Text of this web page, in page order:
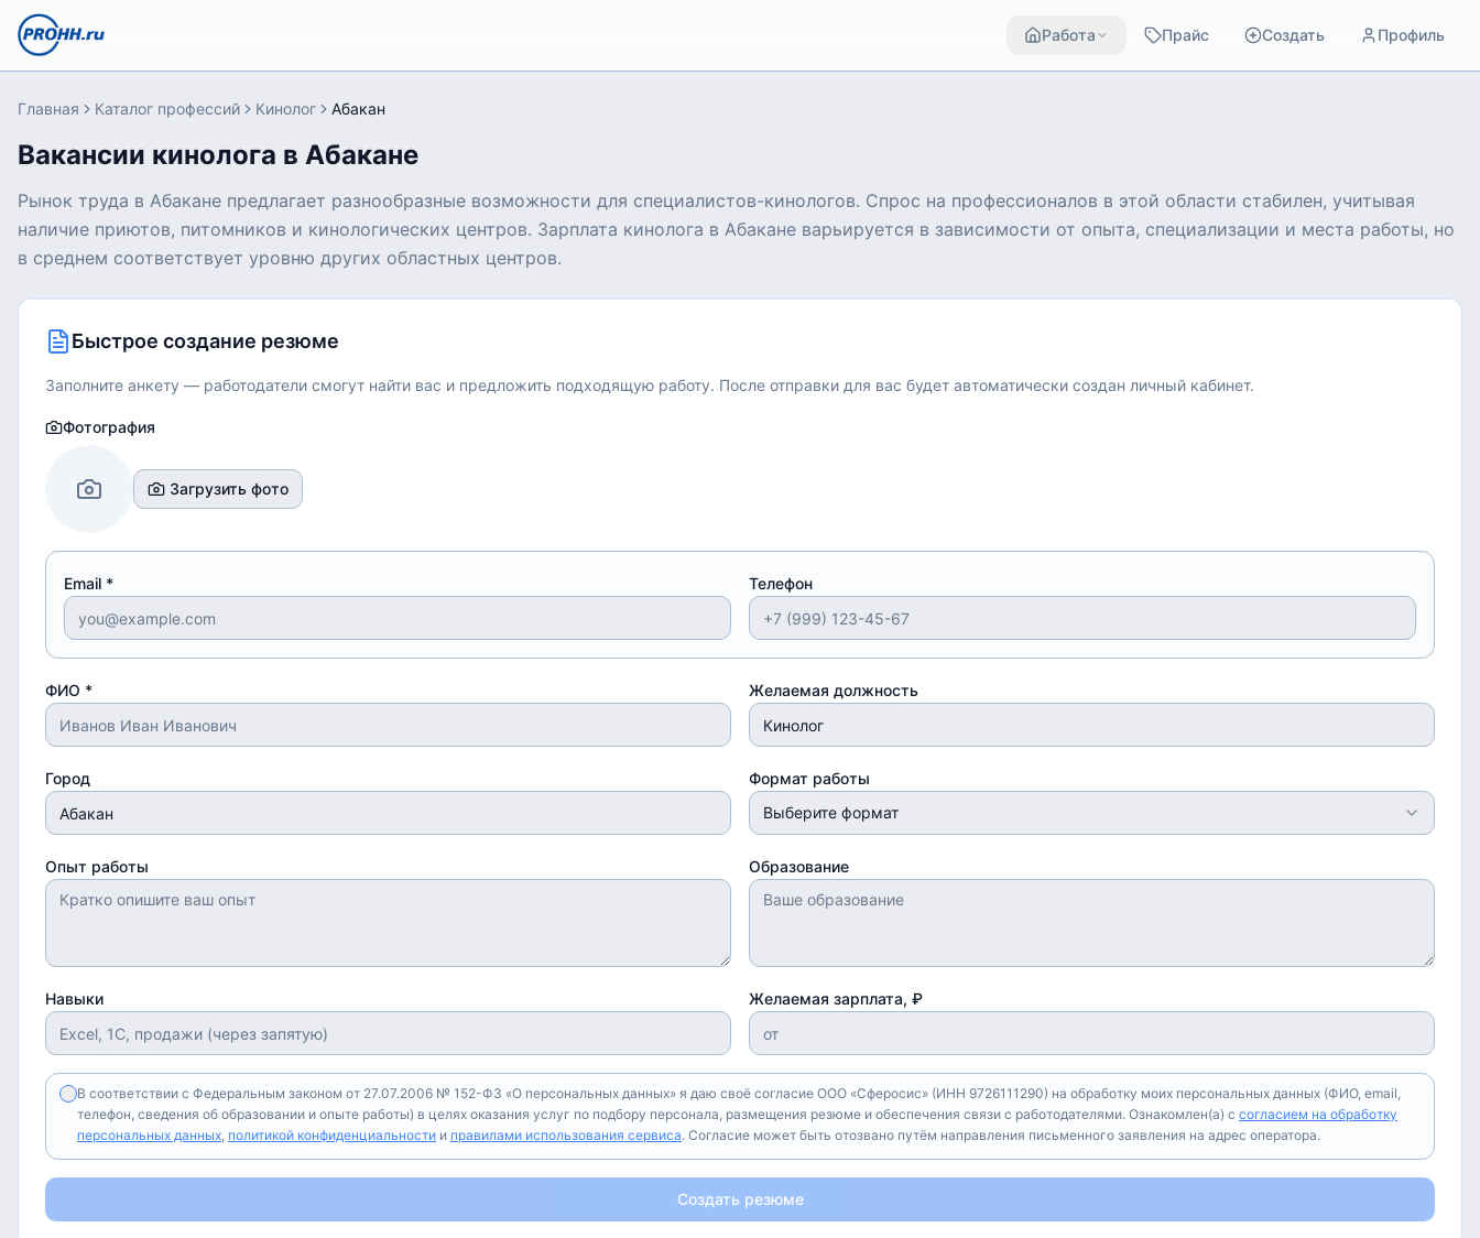
Работа Прайс Создать Профиль
Главная Каталог профессий Кинолог Абакан
Вакансии кинолога в Абакане
Рынок труда в Абакане предлагает разнообразные возможности для специалистов-кинологов. Спрос на профессионалов в этой области стабилен, учитывая
наличие приютов, питомников и кинологических центров. Зарплата кинолога в Абакане варьируется в зависимости от опыта, специализации и места работы, но
в среднем соответствует уровню других областных центров.
Быстрое создание резюме
Заполните анкету — работодатели смогут найти вас и предложить подходящую работу. После отправки для вас будет автоматически создан личный кабинет.
Фотография
Загрузить фото
Email * Телефон
ФИО * Желаемая должность
Город
Формат работы
Выберите формат
Опыт работы Образование
Навыки Желаемая зарплата, ₽
В соответствии с Федеральным законом от 27.07.2006 № 152-ФЗ «О персональных данных» я даю своё согласие ООО «Сферосис» (ИНН 9726111290) на обработку моих персональных данных (ФИО, email,
телефон, сведения об образовании и опыте работы) в целях оказания услуг по подбору персонала, размещения резюме и обеспечения связи с работодателями. Ознакомлен(а) с согласием на обработку
персональных данных, политикой конфиденциальности и правилами использования сервиса. Согласие может быть отозвано путём направления письменного заявления на адрес оператора.
Создать резюме